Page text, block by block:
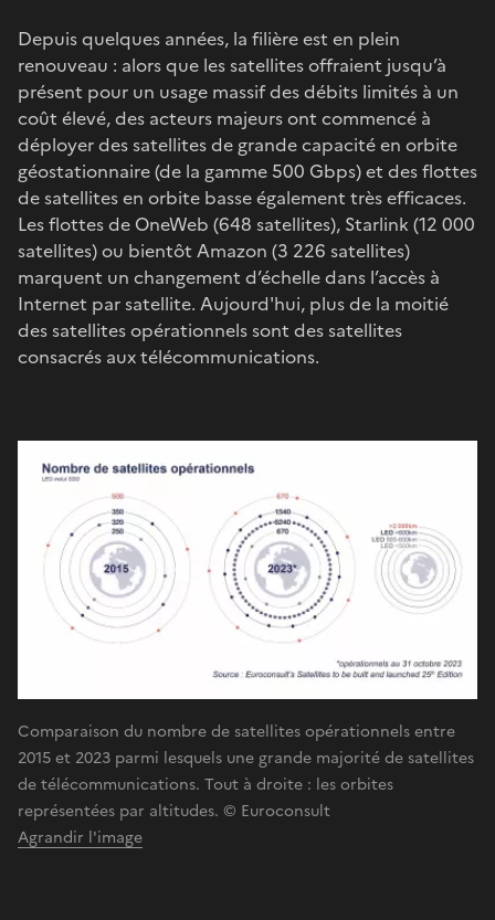
Depuis quelques années, la filière est en plein
renouveau : alors que les satellites offraient jusqu’à
présent pour un usage massif des débits limités à un
coût élevé, des acteurs majeurs ont commencé à
déployer des satellites de grande capacité en orbite
géostationnaire (de la gamme 500 Gbps) et des flottes
de satellites en orbite basse également très efficaces.
Les flottes de OneWeb (648 satellites), Starlink (12 000
satellites) ou bientôt Amazon (3 226 satellites)
marquent un changement d’échelle dans l’accès à
Internet par satellite. Aujourd'hui, plus de la moitié
des satellites opérationnels sont des satellites
consacrés aux télécommunications.
Comparaison du nombre de satellites opérationnels entre
2015 et 2023 parmi lesquels une grande majorité de satellites
de télécommunications. Tout à droite : les orbites
représentées par altitudes. © Euroconsult
Agrandir l'image